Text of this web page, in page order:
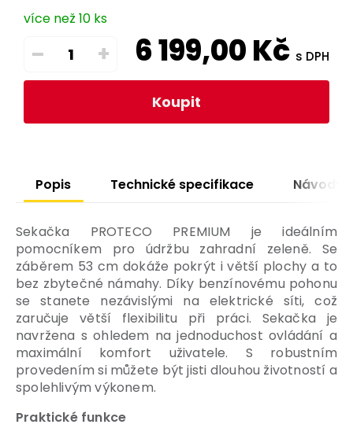
více než 10 ks
– + 6 199,00Kč s DPH
Koupit
Popis Technické specifikace Návody
Sekačka PROTECO PREMIUM je ideálním
pomocníkem pro údržbu zahradní zeleně. Se
záběrem 53 cm dokáže pokrýt i větší plochy a to
bez zbytečné námahy. Díky benzínovému pohonu
se stanete nezávislými na elektrické síti, což
zaručuje větší flexibilitu při práci. Sekačka je
navržena s ohledem na jednoduchost ovládání a
maximální komfort uživatele. S robustním
provedením si můžete být jisti dlouhou životností a
spolehlivým výkonem.
Praktické funkce